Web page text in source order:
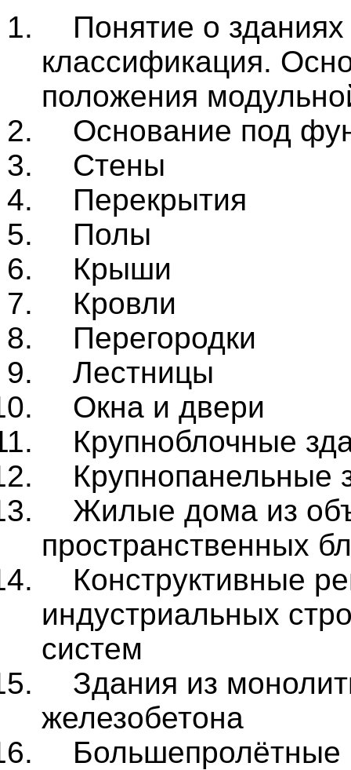
Понятие о
классификация.
положения
Основание под
Стены
Перекрытия
Полы
Крыши
Кровли
Перегородки
Лестницы
Окна и двери
Крупноблочные
Крупнопанельные
Жилые дома из
пространственных
Конструктивные
индустриальных
систем
Здания из
железобетона
Большепролётные